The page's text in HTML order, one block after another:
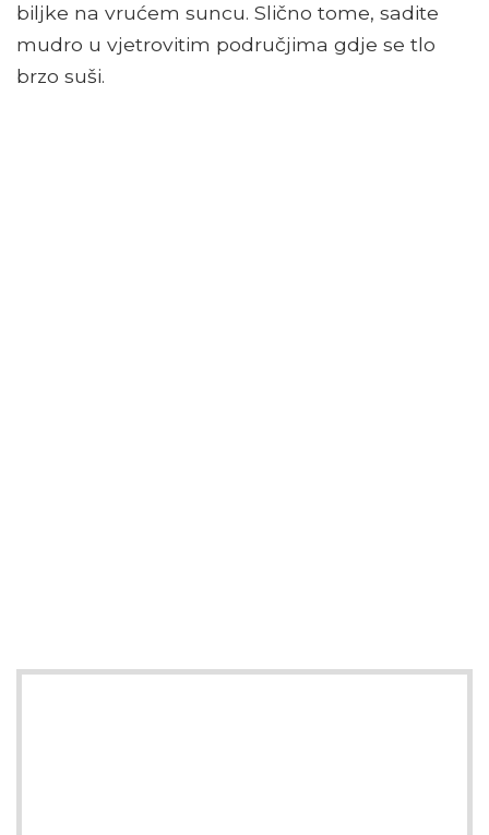
biljke na vrućem suncu. Slično tome, sadite
mudro u vjetrovitim područjima gdje se tlo
brzo suši.